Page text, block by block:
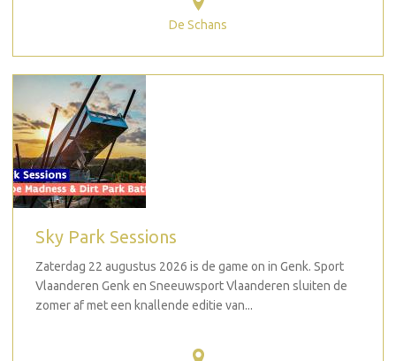
De Schans
Sky Park Sessions
Zaterdag 22 augustus 2026 is de game on in Genk. Sport
Vlaanderen Genk en Sneeuwsport Vlaanderen sluiten de
zomer af met een knallende editie van...